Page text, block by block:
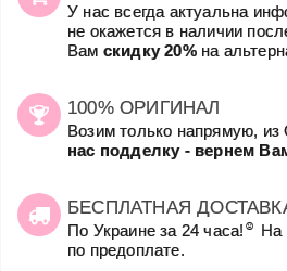
У нас всегда актуальна
не окажется в наличии
Вам скидку 20%на
100% ОРИГИНАЛ
Возим только напрямую,
нас подделку - вернем
БЕСПЛАТНАЯ
По Украине за 24 часа! ☺
На
по предоплате.